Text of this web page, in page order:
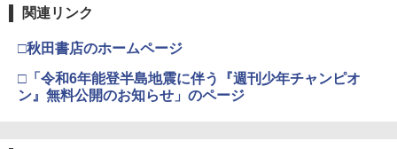
クス・エース)
￥832
4
関連リンク
□秋田書店のホームページ
□「令和6年能登半島地震に伴う『週刊少年チャンピオ
ン』無料公開のお知らせ」のページ